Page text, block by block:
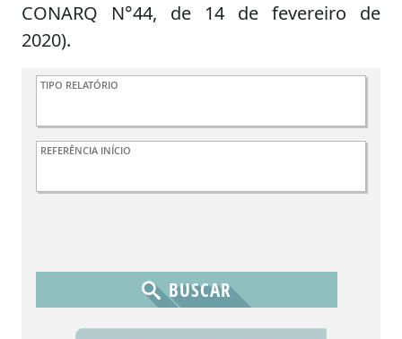
CONARQ N°44, de 14 de fevereiro de
2020).